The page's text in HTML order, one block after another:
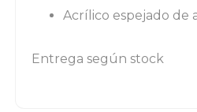
Acrílico espejado de
Entrega según stock